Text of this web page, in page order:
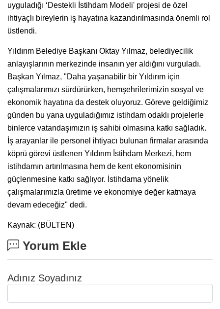
uyguladığı ‘Destekli İstihdam Modeli' projesi de özel
ihtiyaçlı bireylerin iş hayatına kazandırılmasında önemli rol
üstlendi.
Yıldırım Belediye Başkanı Oktay Yılmaz, belediyecilik
anlayışlarının merkezinde insanın yer aldığını vurguladı.
Başkan Yılmaz, "Daha yaşanabilir bir Yıldırım için
çalışmalarımızı sürdürürken, hemşehrilerimizin sosyal ve
ekonomik hayatına da destek oluyoruz. Göreve geldiğimiz
günden bu yana uyguladığımız istihdam odaklı projelerle
binlerce vatandaşımızın iş sahibi olmasına katkı sağladık.
İş arayanlar ile personel ihtiyacı bulunan firmalar arasında
köprü görevi üstlenen Yıldırım İstihdam Merkezi, hem
istihdamın artırılmasına hem de kent ekonomisinin
güçlenmesine katkı sağlıyor. İstihdama yönelik
çalışmalarımızla üretime ve ekonomiye değer katmaya
devam edeceğiz" dedi.
Kaynak: (BÜLTEN)
Yorum Ekle
Adınız Soyadınız